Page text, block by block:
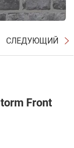
СЛЕДУЮЩИЙ
Front